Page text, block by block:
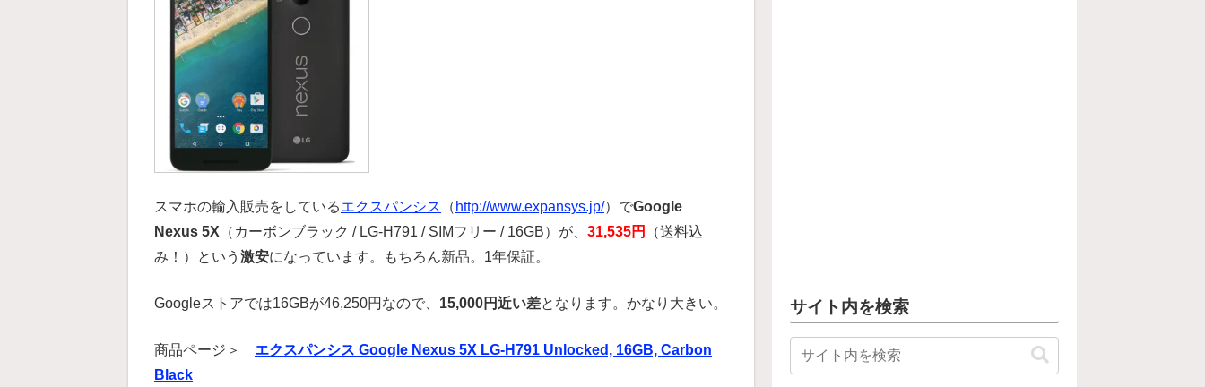
スマホの輸入販売をしているエクスパンシス （ http://www.expansys.jp/）でGoogle
Nexus 5X （カーボンブラック / LG-H791 / SIMフリー / 16GB）が、 31,535円
（送料込
み！）という 激安になっています。もちろん新品。1年保証。
Googleストアでは16GBが46,250円なので、 15,000円近い差となります。かなり大きい。
商品ページ＞ エクスパンシス Google Nexus 5X LG-H791 Unlocked, 16GB, Carbon
Black
サイト内を検索